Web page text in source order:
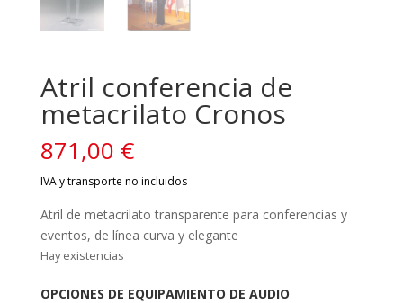
Atril conferencia de
metacrilato Cronos
871,00 €
Atril de metacrilato transparente para conferencias y
eventos, de línea curva y elegante
Hay existencias
OPCIONES DE EQUIPAMIENTO DE AUDIO